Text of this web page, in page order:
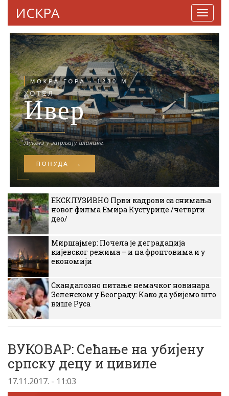
ИСКРА
ЕКСКЛУЗИВНО Први кадрови са снимања
новог филма Емира Кустурице /четврти
део/
Миршајмер: Почела је деградација
кијевског режима – и на фронтовима и у
економији
Скандалозно питање немачког новинара
Зеленском у Београду: Како да убијемо што
више Руса
ВУКОВАР: Сећање на убијену
српску децу и цивиле
17.11.2017. - 11:03